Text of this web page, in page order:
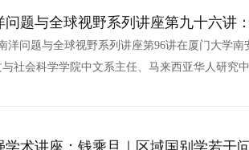
博士。研究方向为文化人类学、...
题与全球视野系列讲座第九十六讲
——以马来亚大学为例
洋问题与全球视野系列讲座第96讲在厦门大学
社会科学学院中文系主任、马来西亚华人研究
本土深耕的演进历程。...
学术讲座：钱乘旦｜区域国别学若干